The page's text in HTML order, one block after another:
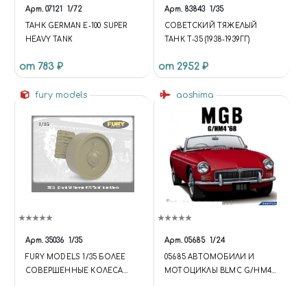
Арт. 07121 1/72
ТАНК GERMAN E-100 SUPER
HEAVY TANK
от 783 ₽
Арт. 83843 1/35
СОВЕТСКИЙ ТЯЖЕЛЫЙ
ТАНК Т-35 (1938-1939ГГ)
от 2952 ₽
fury models
Арт. 35036 1/35
FURY MODELS 1/35 БОЛЕЕ
СОВЕРШЕННЫЕ КОЛЕСА
aoshima
Арт. 05685 1/24
05685 АВТОМОБИЛИ И
МОТОЦИКЛЫ BLMC G/HM4